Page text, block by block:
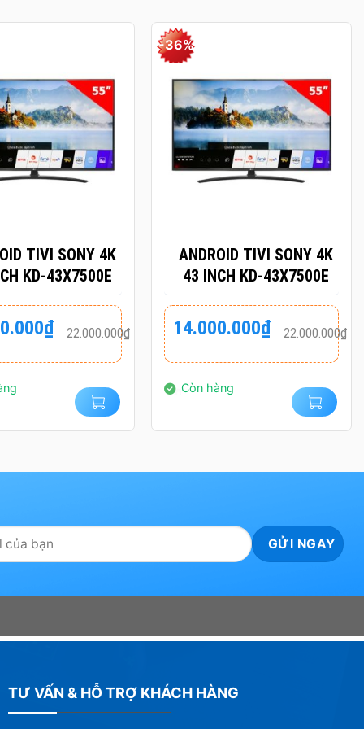
TIVI SONY 4K
KD-43X7500E
22.000.000₫
₫
-36%
ANDROID TIVI SONY 4K
43 INCH KD-43X7500E
22.000.000₫
Giá
gốc
22.000.000₫.
14.000.000₫
Giá
hiện
là:
14.000.000₫.
Còn hàng
TƯ VẤN & HỖ TRỢ KHÁCH HÀNG